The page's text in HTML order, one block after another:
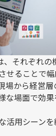
、それぞれの
せることで
場から経営
な場面で効
活用シーンを